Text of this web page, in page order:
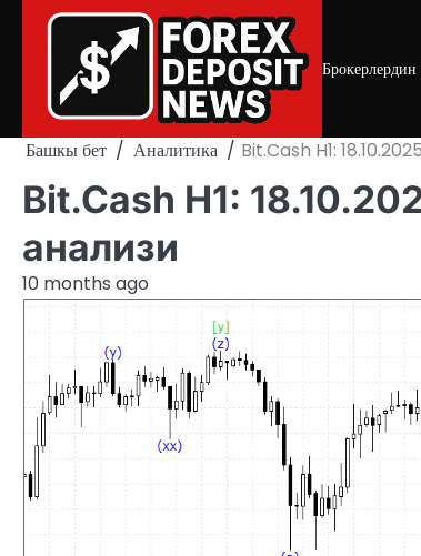
Башкы бет Аналитика Bit.Cash H1:
Bit.Cash H1:
анализи
10 months ago